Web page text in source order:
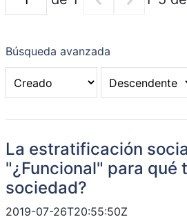
Búsqueda avanzada
La estratificación
"¿Funcional" para qué
sociedad?
2019-07-26T20:55:50Z